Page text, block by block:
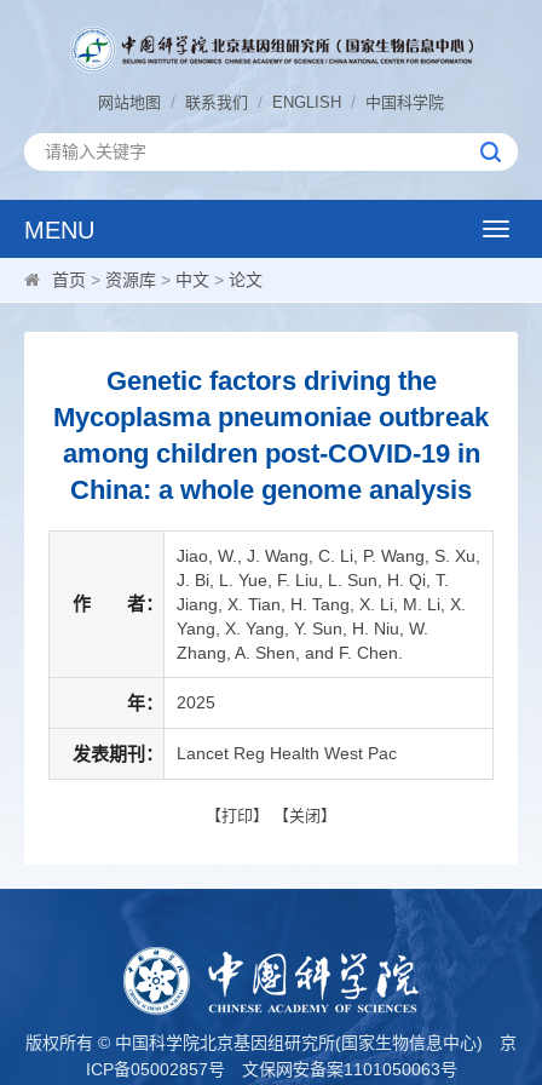
网站地图 / 联系我们 / ENGLISH / 中国科学院
MENU
Toggle
首页 > 资源库 > 中文 > 论文
Genetic factors driving the
Mycoplasma pneumoniae outbreak
among children post-COVID-19 in
China: a whole genome analysis
作 者：
Jiao, W., J. Wang, C. Li, P. Wang, S. Xu,
J. Bi, L. Yue, F. Liu, L. Sun, H. Qi, T.
Jiang, X. Tian, H. Tang, X. Li, M. Li, X.
Yang, X. Yang, Y. Sun, H. Niu, W.
Zhang, A. Shen, and F. Chen.
年： 2025
发表期刊： Lancet Reg Health West Pac
【打印】 【关闭 】
版权所有 © 中国科学院北京基因组研究所(国家生物信息中心) 京
ICP备05002857号
文保网安备案1101050063号